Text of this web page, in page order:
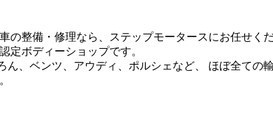
の整備・修理なら、ステップモータースにお任せくだ
定ボディーショップです。
ん、ベンツ、アウディ、ポルシェなど、 ほぼ全ての